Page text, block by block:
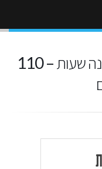
לחלום ולעשות – ספר בשמונה שעות – 110